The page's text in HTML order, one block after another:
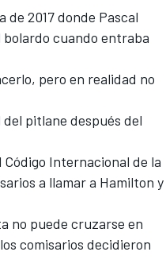
de 2017 donde Pascal
cuando entraba
pero en realidad no
pitlane después del
Internacional de la
a llamar a Hamilton y
no puede cruzarse en
comisarios decidieron